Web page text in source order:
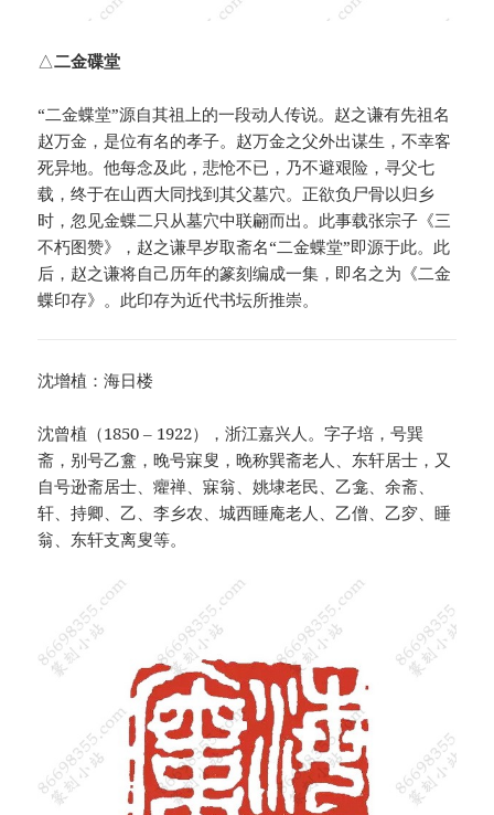
△二金碟堂
“二金蝶堂”源自其祖上的一段动人传说。赵之谦有先祖名
赵万金，是位有名的孝子。赵万金之父外出谋生，不幸客
死异地。他每念及此，悲怆不已，乃不避艰险，寻父七
载，终于在山西大同找到其父墓穴。正欲负尸骨以归乡
时，忽见金蝶二只从墓穴中联翩而出。此事载张宗子《三
不朽图赞》，赵之谦早岁取斋名“二金蝶堂”即源于此。此
后，赵之谦将自己历年的篆刻编成一集，即名之为《二金
蝶印存》。此印存为近代书坛所推崇。
沈增植：海日楼
沈曾植（1850 – 1922），浙江嘉兴人。字子培，号巽
斋，别号乙盫，晚号寐叟，晚称巽斋老人、东轩居士，又
自号逊斋居士、癯禅、寐翁、姚埭老民、乙龛、余斋、
轩、持卿、乙、李乡农、城西睡庵老人、乙僧、乙穸、睡
翁、东轩支离叟等。